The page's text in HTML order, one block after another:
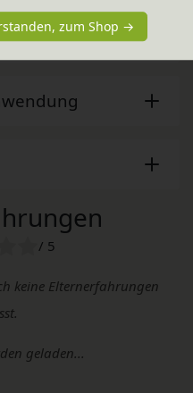
/ 5
keine Elternerfahrungen
geladen...
zum Shop →